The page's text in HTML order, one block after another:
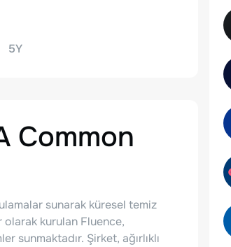
5Y
Common
sunarak küresel temiz
kurulan Fluence,
sunmaktadır. Şirket, ağırlıklı